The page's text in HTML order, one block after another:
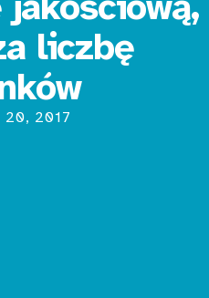
liczbę
20, 2017